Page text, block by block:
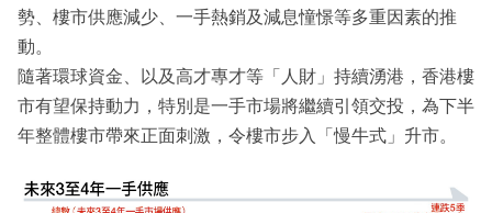
勢、樓市供應減少、一手熱銷及減息憧憬等多重因素的推
動。
隨著環球資金、以及高才專才等「人財」持續湧港，香港樓
市有望保持動力，特別是一手市場將繼續引領交投，為下半
年整體樓市帶來正面刺激，令樓市步入「慢牛式」升市。